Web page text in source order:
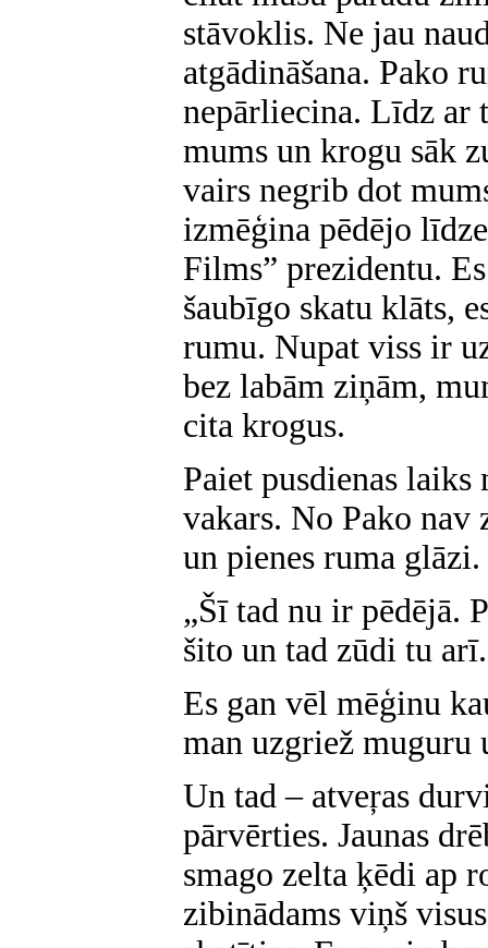
stāvoklis. Ne jau
atgādināšana. Pako
nepārliecina. Līdz ar
mums un krogu sāk
vairs negrib dot
izmēģina pēdējo
Films” prezidentu.
šaubīgo skatu klāts,
rumu. Nupat viss ir
bez labām ziņām,
cita krogus.
Paiet pusdienas laiks
vakars. No Pako
un pienes ruma glāzi.
„Šī tad nu ir pēdējā.
šito un tad zūdi tu
Es gan vēl mēģinu
man uzgriež muguru
Un tad – atveŗas
pārvērties. Jaunas
smago zelta ķēdi ap
zibinādams viņš